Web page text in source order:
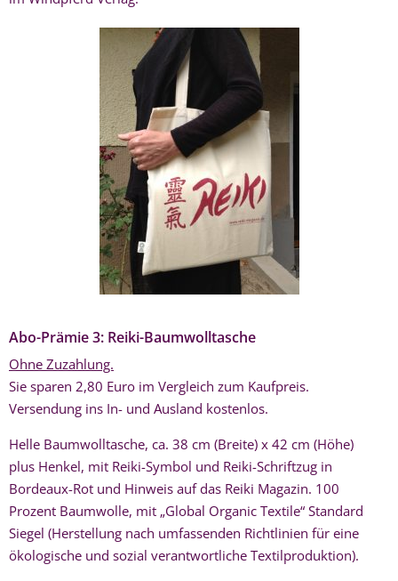
Abo-Prämie 3: Reiki-Baumwolltasche
Ohne Zuzahlung.
Sie sparen 2,80 Euro im Vergleich zum Kaufpreis.
Versendung ins In- und Ausland kostenlos.
Helle Baumwolltasche, ca. 38 cm (Breite) x 42 cm (Höhe)
plus Henkel, mit Reiki-Symbol und Reiki-Schriftzug in
Bordeaux-Rot und Hinweis auf das Reiki Magazin. 100
Prozent Baumwolle, mit „Global Organic Textile“ Standard
Siegel (Herstellung nach umfassenden Richtlinien für eine
ökologische und sozial verantwortliche Textilproduktion).